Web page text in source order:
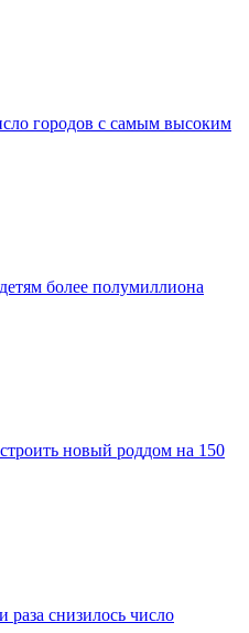
городов с самым высоким
более полумиллиона
новый роддом на 150
снизилось число